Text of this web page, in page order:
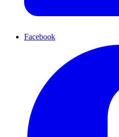
Facebook